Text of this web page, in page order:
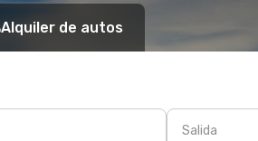
Alquiler de autos
Salida